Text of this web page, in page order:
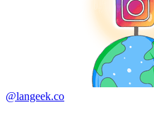
@langeek.co